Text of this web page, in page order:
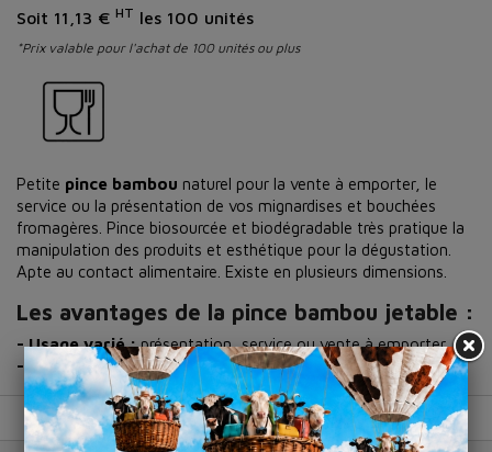
Soit 11,13 € HT les 100 unités
*Prix valable pour l'achat de 100 unités ou plus
Petite pince bambou naturel pour la vente à emporter, le
service ou la présentation de vos mignardises et bouchées
fromagères. Pince biosourcée et biodégradable très pratique la
manipulation des produits et esthétique pour la dégustation.
Apte au contact alimentaire. Existe en plusieurs dimensions.
Les avantages de la pince bambou jetable :
- Usage varié :présentation, service ou vente à emporter.
- Écologique :pince biosourcée et biodégradable.
Hauteur (en cm) Colis de Panier